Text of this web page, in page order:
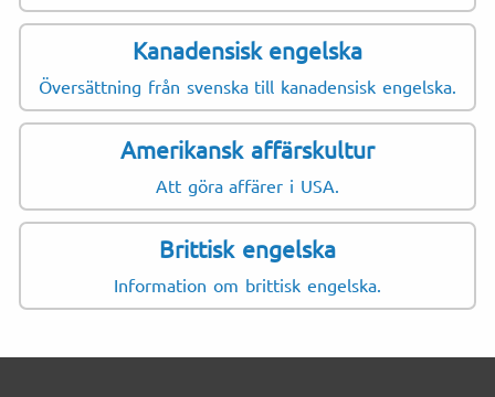
Kanadensisk engelska
Översättning från svenska till kanadensisk engelska.
Amerikansk affärskultur
Att göra affärer i USA.
Brittisk engelska
Information om brittisk engelska.